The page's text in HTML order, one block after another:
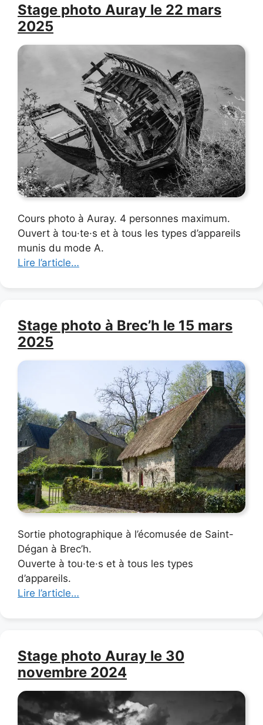
Stage photo Auray le 22 mars
2025
Cours photo à Auray. 4 personnes maximum.
Ouvert à tou·te·s et à tous les types d’appareils
munis du mode A.
Lire l’article…
Stage photo à Brec’h le 15 mars
2025
Sortie photographique à l’écomusée de Saint-
Dégan à Brec’h.
Ouverte à tou·te·s et à tous les types
d’appareils.
Lire l’article…
Stage photo Auray le 30
novembre 2024